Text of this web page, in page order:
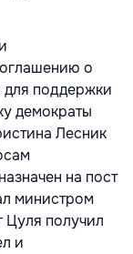
о
поддержки
демократы
Лесник
на пост
министром
Цуля получил
и